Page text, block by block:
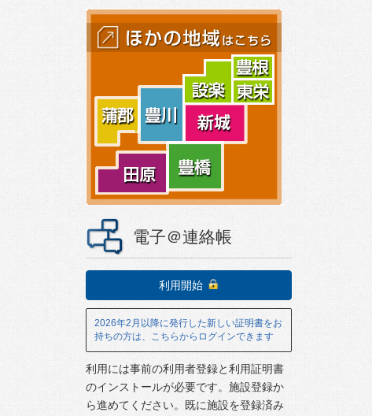
電子＠連絡帳
利用開始
2026年2月以降に発行した新しい証明書をお
持ちの方は、こちらからログインできます
利用には事前の利用者登録と利用証明書
のインストールが必要です。施設登録か
ら進めてください。既に施設を登録済み